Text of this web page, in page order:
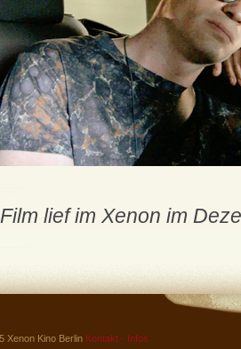
lief im Xenon im
Xenon Kino Berlin Kontakt - Infos